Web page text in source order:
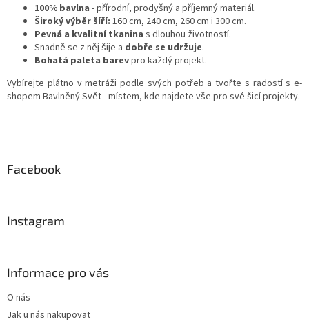
100% bavlna - přírodní, prodyšný a příjemný materiál.
Široký výběr šíří: 160 cm, 240 cm, 260 cm i 300 cm.
Pevná a kvalitní tkanina s dlouhou životností.
Snadně se z něj šije a dobře se udržuje.
Bohatá paleta barevpro každý projekt.
Vybírejte plátno v metráži podle svých potřeb a tvořte s radostí s e-
shopem Bavlněný Svět - místem, kde najdete vše pro své šicí projekty.
Facebook
Instagram
Informace pro vás
O nás
Jak u nás nakupovat